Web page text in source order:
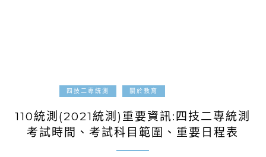
四技二專統測 關於教育
110統測(2021統測)重要資訊:四技二專統測
考試時間、考試科目範圍、重要日程表